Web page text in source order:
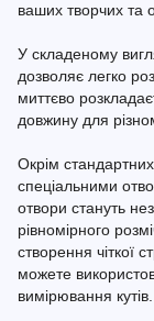
ваших творчих та
У складеному
дозволяє легко
миттєво
довжину для
Окрім
спеціальними
отвори стануть
рівномірного
створення чіткої
можете
вимірювання кутів.